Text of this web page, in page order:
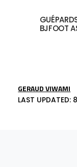
BJFOOT
LAST UPDATED:
GERAUD VIWAMI